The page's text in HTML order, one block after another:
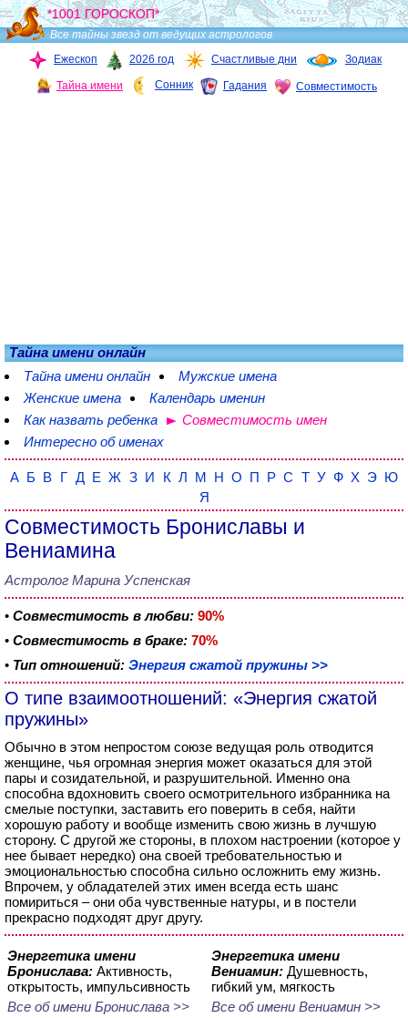
*1001 ГОРОСКОП*
Все тайны звезд от ведущих астрологов
Ежескоп
2026 год Счастливые дни Зодиак
Тайна имени Сонник Гадания Совместимость
Тайна имени онлайн
Тайна имени онлайн
Мужские имена
Женские имена
Календарь именин
Как назвать ребенка
Совместимость имен
Интересно об именах
А Б В Г Д Е Ж З И К Л М Н О П Р С Т У Ф Х Э Ю
Я
Совместимость Брониславы и
Вениамина
Астролог Марина Успенская
• Совместимость в любви: 90%
• Совместимость в браке: 70%
• Тип отношений: Энергия сжатой пружины >>
О типе взаимоотношений: «Энергия сжатой
пружины»
Обычно в этом непростом союзе ведущая роль отводится
женщине, чья огромная энергия может оказаться для этой
пары и созидательной, и разрушительной. Именно она
способна вдохновить своего осмотрительного избранника на
смелые поступки, заставить его поверить в себя, найти
хорошую работу и вообще изменить свою жизнь в лучшую
сторону. С другой же стороны, в плохом настроении (которое у
нее бывает нередко) она своей требовательностью и
эмоциональностью способна сильно осложнить ему жизнь.
Впрочем, у обладателей этих имен всегда есть шанс
помириться – они оба чувственные натуры, и в постели
прекрасно подходят друг другу.
Энергетика имени
Бронислава: Активность,
открытость, импульсивность
Все об имени Бронислава >>
Энергетика имени
Вениамин: Душевность,
гибкий ум, мягкость
Все об имени Вениамин >>